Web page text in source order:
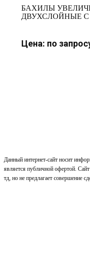
БАХИЛЫ
ДВУХСЛОЙНЫЕ
Цена: по
Данный интернет-сайт носит
является публичной офертой.
тд, но не предлагает совершение